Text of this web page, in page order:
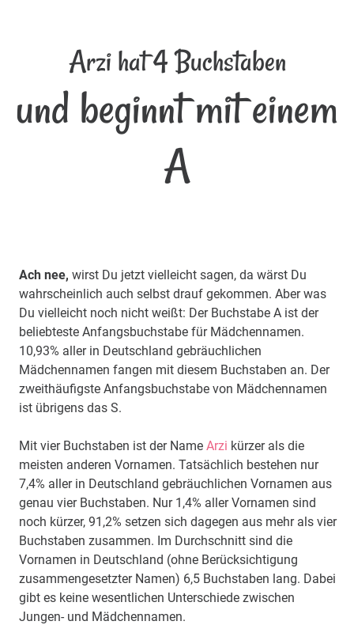
Arzi hat 4 Buchstaben
und beginnt mit einem
A
Ach nee, wirst Du jetzt vielleicht sagen, da wärst Du
wahrscheinlich auch selbst drauf gekommen. Aber was
Du vielleicht noch nicht weißt: Der Buchstabe A ist der
beliebteste Anfangsbuchstabe für Mädchennamen.
10,93% aller in Deutschland gebräuchlichen
Mädchennamen fangen mit diesem Buchstaben an. Der
zweithäufigste Anfangsbuchstabe von Mädchennamen
ist übrigens das S.
Mit vier Buchstaben ist der Name Arzi kürzer als die
meisten anderen Vornamen. Tatsächlich bestehen nur
7,4% aller in Deutschland gebräuchlichen Vornamen aus
genau vier Buchstaben. Nur 1,4% aller Vornamen sind
noch kürzer, 91,2% setzen sich dagegen aus mehr als vier
Buchstaben zusammen. Im Durchschnitt sind die
Vornamen in Deutschland (ohne Berücksichtigung
zusammengesetzter Namen) 6,5 Buchstaben lang. Dabei
gibt es keine wesentlichen Unterschiede zwischen
Jungen- und Mädchennamen.